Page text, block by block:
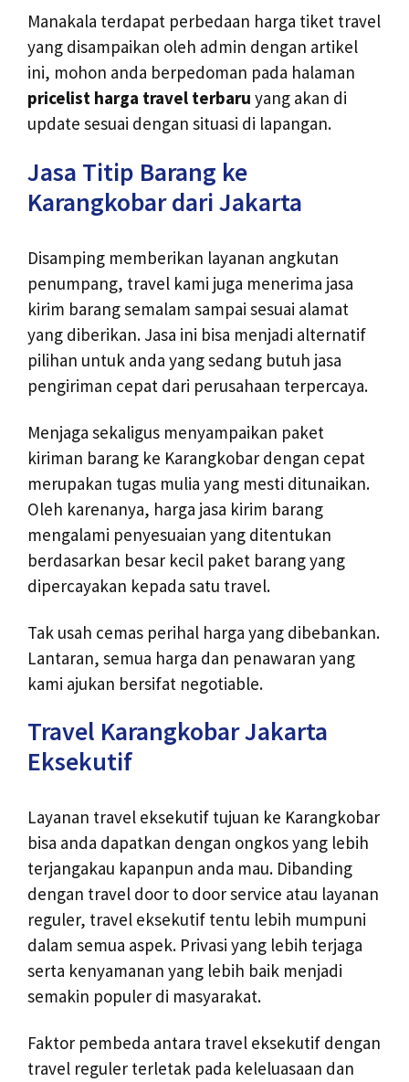
Manakala terdapat perbedaan harga tiket travel
yang disampaikan oleh admin dengan artikel
ini, mohon anda berpedoman pada halaman
pricelist harga travel terbaru yang akan di
update sesuai dengan situasi di lapangan.
Jasa Titip Barang ke
Karangkobar dari Jakarta
Disamping memberikan layanan angkutan
penumpang, travel kami juga menerima jasa
kirim barang semalam sampai sesuai alamat
yang diberikan. Jasa ini bisa menjadi alternatif
pilihan untuk anda yang sedang butuh jasa
pengiriman cepat dari perusahaan terpercaya.
Menjaga sekaligus menyampaikan paket
kiriman barang ke Karangkobar dengan cepat
merupakan tugas mulia yang mesti ditunaikan.
Oleh karenanya, harga jasa kirim barang
mengalami penyesuaian yang ditentukan
berdasarkan besar kecil paket barang yang
dipercayakan kepada satu travel.
Tak usah cemas perihal harga yang dibebankan.
Lantaran, semua harga dan penawaran yang
kami ajukan bersifat negotiable.
Travel Karangkobar Jakarta
Eksekutif
Layanan travel eksekutif tujuan ke Karangkobar
bisa anda dapatkan dengan ongkos yang lebih
terjangakau kapanpun anda mau. Dibanding
dengan travel door to door service atau layanan
reguler, travel eksekutif tentu lebih mumpuni
dalam semua aspek. Privasi yang lebih terjaga
serta kenyamanan yang lebih baik menjadi
semakin populer di masyarakat.
Faktor pembeda antara travel eksekutif dengan
travel reguler terletak pada keleluasaan dan